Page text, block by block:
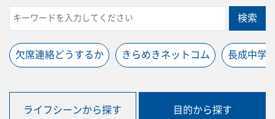
検索
欠席連絡どうするか きらめきネットコム 長成中学
ライフシーンから探す 目的から探す